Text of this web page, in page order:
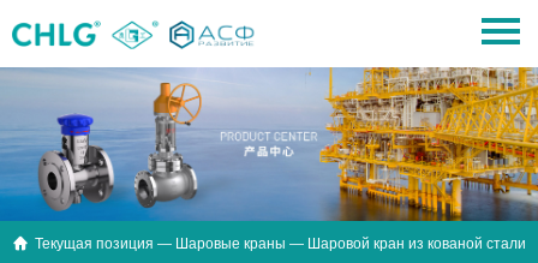
 Текущая позиция — Шаровые краны — Шаровой кран из кованой стали